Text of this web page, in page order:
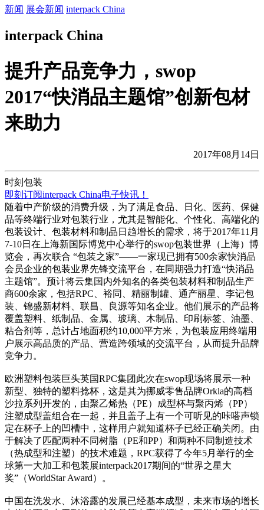
新闻 展会新闻 interpack China
interpack China
提升产品竞争力，swop
2017“快消品主题馆”创新包材
来助力
2017年08月14日
时刻包装
即刻订阅interpack China电子快讯！
随着中产阶级的消费升级，为了满足食品、日化、医药、保健
品等终端行业对包装行业，尤其是智能化、个性化、高端化的
包装设计、包装材料和制品日趋增长的需求，将于2017年11月
7-10日在上海新国际博览中心举行的swop包装世界（上海）博
览会，再次联合 “包装之家”——一家现已拥有500余家快消品
会员企业的包装业界先锋交流平台，在同期强力打造“快消品
主题馆”。预计将云集国内外知名的各类包装材料和制品生产
商600余家，包括RPC、裕同、精丽制罐、通产丽星、李记包
装、锦盛新材料、联昌、良源等知名企业。他们展示的产品将
覆盖塑料、纸制品、金属、玻璃、木制品、印刷标签、油墨、
粘合剂等，总计占地面积约10,000平方米，为包装应用终端用
户展示高品质的产品、营造跨领域的交流平台，从而提升品牌
竞争力。
欧洲塑料包装巨头英国RPC集团此次在swop现场将展示一种
新型、独特的塑料捻杯，这是其为挪威零售品牌Orkla的高档
沙拉系列开发的，由聚乙烯热（PE）成型杯与聚丙烯（PP）
注塑成型盖组合在一起，并且盖子上有一个可听见的咔嗒声锁
定在杯子上的凹槽中，这样用户就知道杯子已经正确关闭。由
于解决了匹配两种不同树脂（PE和PP）和两种不同制造技术
（热成型和注塑）的技术难题，RPC获得了今年5月举行的全
球第一大加工和包装展interpack2017期间的“世界之星大
奖”（WorldStar Award）。
中国在洗发水、沐浴露的发展已经基本成型，未来市场的增长